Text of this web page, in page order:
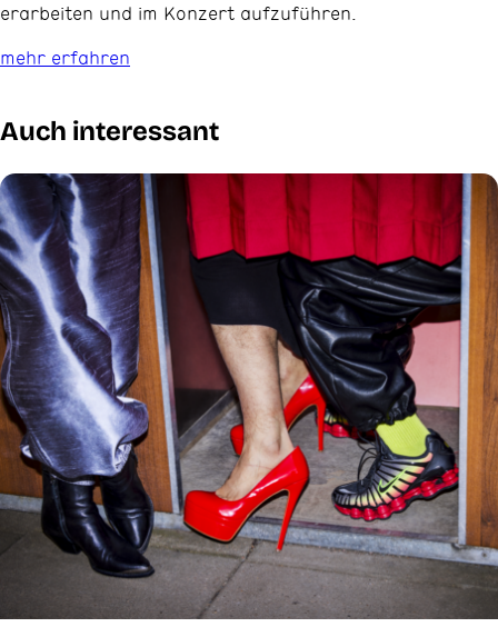
erarbeiten und im Konzert aufzuführen.
mehr erfahren
Auch interessant